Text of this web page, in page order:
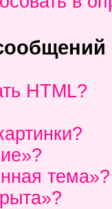
HTML?
тема»?